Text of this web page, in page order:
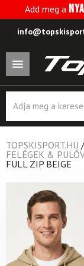
Add meg a
search
TOPSKISPORT.HU /
FELÉGEK &
FULL ZIP BEIGE